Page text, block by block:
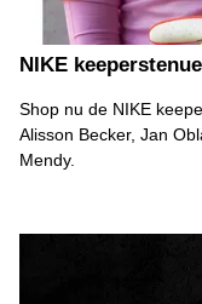
NIKE
Shop nu de NIKE
Alisson Becker, Jan
Mendy.